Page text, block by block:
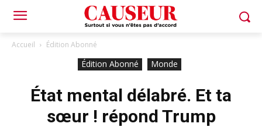
Accueil Édition Abonné
Édition Abonné Monde
État mental délabré. Et ta
sœur ! répond Trump